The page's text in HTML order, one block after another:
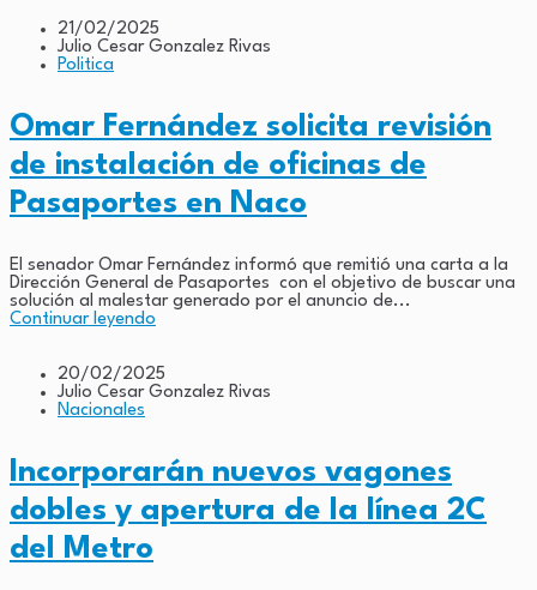
21/02/2025
Julio Cesar Gonzalez Rivas
Politica
Omar Fernández solicita revisión
de instalación de oficinas de
Pasaportes en Naco
El senador Omar Fernández informó que remitió una carta a la
Dirección General de Pasaportes con el objetivo de buscar una
solución al malestar generado por el anuncio de...
Continuar leyendo
20/02/2025
Julio Cesar Gonzalez Rivas
Nacionales
Incorporarán nuevos vagones
dobles y apertura de la línea 2C
del Metro